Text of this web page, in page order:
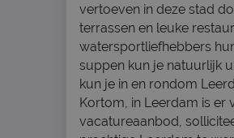
vertoeven in deze stad
terrassen en leuke
watersportliefhebbers
suppen kun je natuurlijk
kun je in en rondom
Kortom, in Leerdam is er
vacatureaanbod,